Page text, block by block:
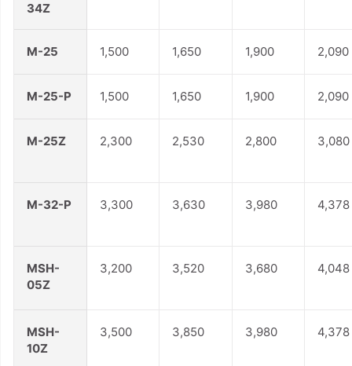
34Z
M-25 1,500 1,650 1,900 2,090
M-25-P 1,500 1,650 1,900 2,090
M-25Z 2,300 2,530 2,800 3,080
M-32-P 3,300 3,630 3,980 4,378
MSH-
05Z
3,200 3,520 3,680 4,048
MSH-
10Z
3,500 3,850 3,980 4,378